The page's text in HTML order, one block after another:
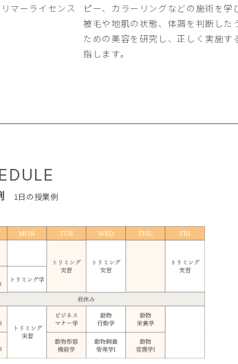
マーライセンス
ピー、カラーリングなどの施術を学
被毛や地肌の状態、体調を判断し
ための美容を研究し、正しく実施
指します。
1日の授業例